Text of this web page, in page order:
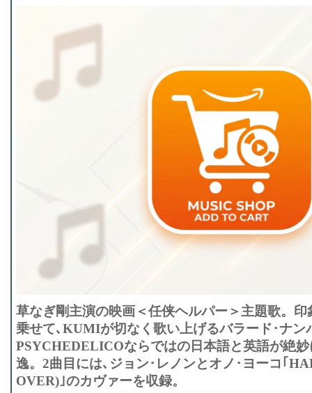
草なぎ剛主演の映画＜任侠ヘルパー＞主題歌。
乗せて､KUMIが切なく歌い上げるバラード･ナン
PSYCHEDELICOならではの日本語と英語が絶
逸。2曲目には､ジョン･レノンとオノ･ヨーコ｢
OVER)｣のカヴァーを収録。